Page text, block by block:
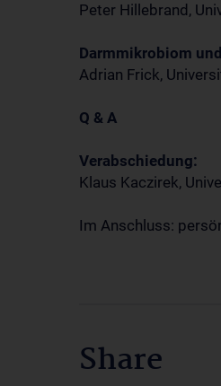
Peter Hillebrand,
Darmmikrobiom
Adrian Frick,
Q & A
Verabschiedung:
Klaus Kaczirek,
Im Anschluss:
Share